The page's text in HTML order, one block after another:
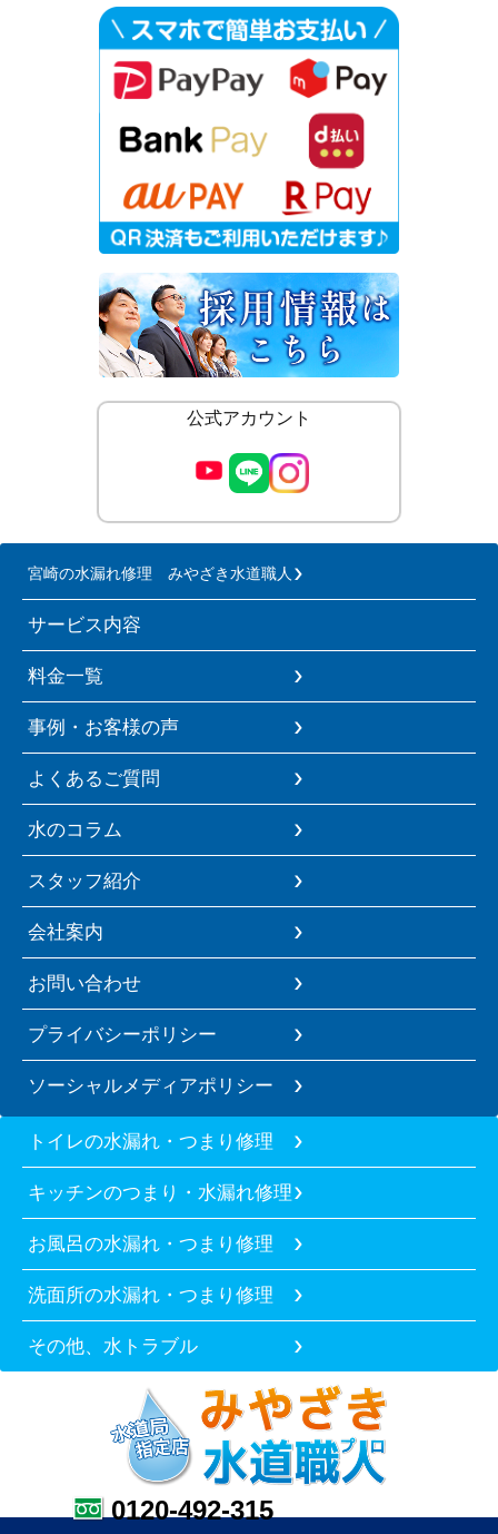
公式アカウント
宮崎の水漏れ修理 みやざき水道職人
サービス内容
料金一覧
事例・お客様の声
よくあるご質問
水のコラム
スタッフ紹介
会社案内
お問い合わせ
プライバシーポリシー
ソーシャルメディアポリシー
トイレの水漏れ・つまり修理
キッチンのつまり・水漏れ修理
お風呂の水漏れ・つまり修理
洗面所の水漏れ・つまり修理
その他、水トラブル
0120-492-315